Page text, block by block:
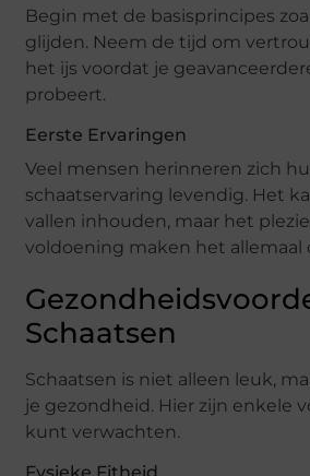
Begin met de basisprincipes
glijden. Neem de tijd om
het ijs voordat je
probeert.
Eerste Ervaringen
Veel mensen herinneren zich
schaatservaring levendig. Het
vallen inhouden, maar het
voldoening maken het allemaal
Schaatsen
Schaatsen is niet alleen leuk,
je gezondheid. Hier zijn enkele
kunt verwachten.